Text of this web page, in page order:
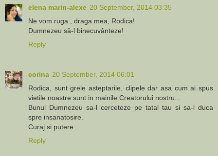
elena marin-alexe 20 September, 2014 03:35
Ne vom ruga , draga mea, Rodica!
Dumnezeu să-l binecuvânteze!
Reply
corina 20 September, 2014 06:01
Rodica, sunt grele asteptarile, clipele dar asa cum ai spus
vietile noastre sunt in mainile Creatorului nostru...
Bunul Dumnezeu sa-l cerceteze pe tatal tau si sa-l duca
spre insanatosire.
Curaj si putere...
Reply